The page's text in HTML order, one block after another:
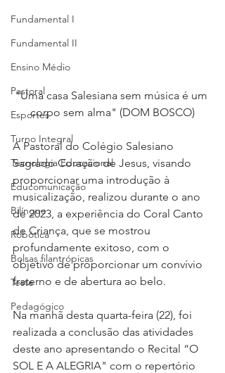
Fundamental I
Fundamental II
Ensino Médio
Pastoral
Esportes
Turno Integral
Tecnologia Educacional
Educomunicação
Bilíngue
Robótica
Bolsas filantrópicas
Teste
Pedagógico
"Uma casa Salesiana sem música é um
corpo sem alma" (DOM BOSCO)
A Pastoral do Colégio Salesiano
Sagrado Coração de Jesus, visando
proporcionar uma introdução à
musicalização, realizou durante o ano
de 2023, a experiência do Coral Canto
de Criança, que se mostrou
profundamente exitoso, com o
objetivo de proporcionar um convívio
fraterno e de abertura ao belo.
Na manhã desta quarta-feira (22), foi
realizada a conclusão das atividades
deste ano apresentando o Recital “O
SOL E A ALEGRIA" com o repertório